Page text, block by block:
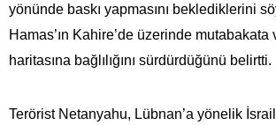
yönünde baskı yapmasını beklediklerini
Hamas’ın Kahire’de üzerinde mutabakata
haritasına bağlılığını sürdürdüğünü belirtti.
Terörist Netanyahu, Lübnan’a yönelik İsrail